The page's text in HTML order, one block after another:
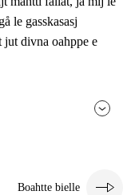
le gasskasasj
jut divna oahppe e
Boahtte bielle